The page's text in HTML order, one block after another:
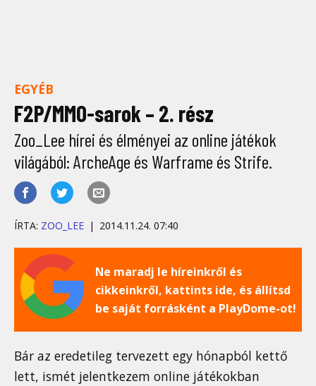
EGYÉB
F2P/MMO-sarok – 2. rész
Zoo_Lee hírei és élményei az online játékok
világából: ArcheAge és Warframe és Strife.
ÍRTA: ZOO_LEE 2014.11.24. 07:40
Ne maradj le híreinkről és
cikkeinkről, kattints ide, és állítsd
be saját forrásként a PlayDome-ot!
Bár az eredetileg tervezett egy hónapból kettő
lett, ismét jelentkezem online játékokban